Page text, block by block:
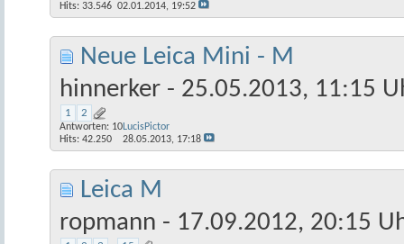
Hits: 33.546 02.01.2014, 19:52
Neue Leica Mini - M
hinnerker - 25.05.2013, 11:15
1 2
Antworten: 10
Hits: 42.250
LucisPictor
28.05.2013, 17:18
Leica M
ropmann - 17.09.2012, 20:15